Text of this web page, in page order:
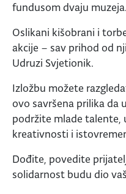
fundusom dvaju muzeja.
Oslikani kišobrani i
akcije – sav prihod od
Udruzi Svjetionik.
Izložbu možete
ovo savršena prilika da
podržite mlade talente,
kreativnosti i
Dođite, povedite
solidarnost budu dio